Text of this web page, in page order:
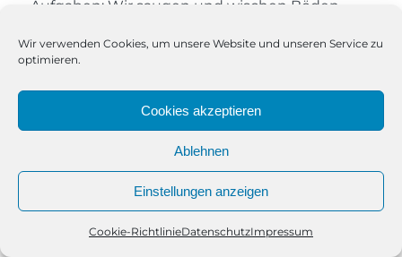
Wir verwenden Cookies, um unsere Website und unseren Service zu
optimieren.
Cookies akzeptieren
Ablehnen
Einstellungen anzeigen
Cookie-RichtlinieDatenschutzImpressum
Aufgaben: Wir saugen und wischen Böden,
und Bad und achten auch auf Details wie das
Heizkörpern. Besonders für Senioren oder
Menschen mit eingeschränkter Beweglichkeit
ist unser Service eine willkommene
Entlastung. Wir achten darauf, dass unsere
Arbeit Ihre Tagesabläufe nicht stört. Unsere
Mitarbeitenden sind pünktlich, freundlich und
Telefon Kontakt WhatsApp